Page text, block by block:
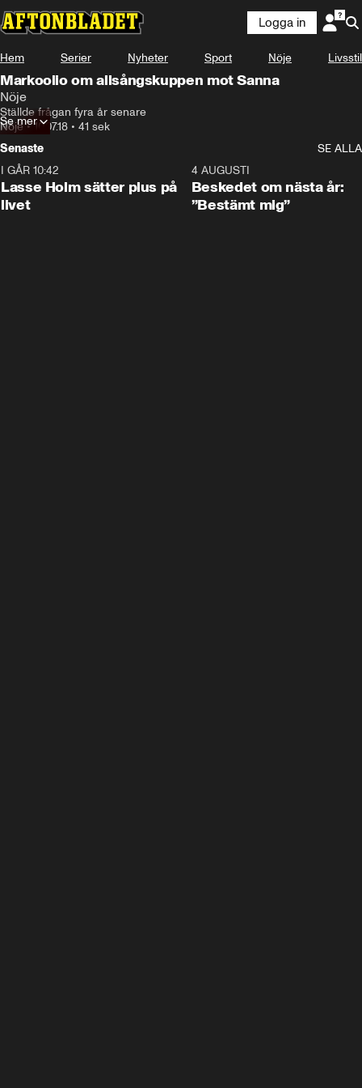
Logga in
Hem Serier Nyheter Sport Nöje Livsstil
Markoolio om allsångskuppen mot Sanna
Nöje
Ställde frågan fyra år senare
Nöje•10.07.18 • 41 sek
Se mer
Senaste
SE ALLA
I GÅR 10:42
Lasse Holm sätter plus på
livet
4 AUGUSTI
Beskedet om nästa år:
”Bestämt mig”